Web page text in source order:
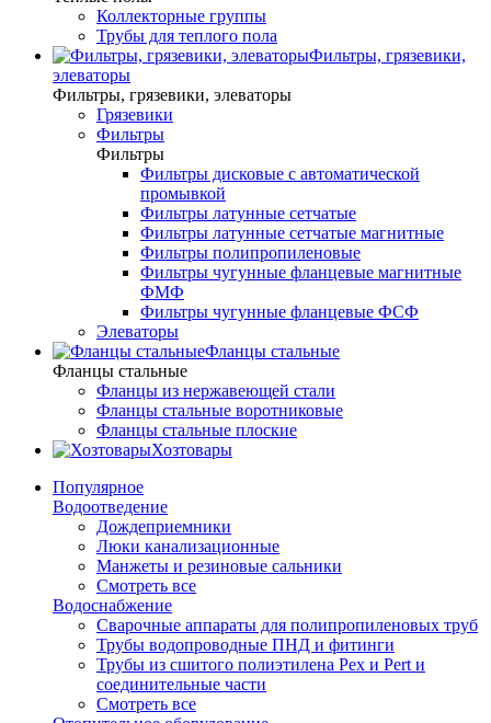
Коллекторные группы
Трубы для теплого пола
Фильтры, грязевики,
элеваторы
Фильтры, грязевики, элеваторы
Грязевики
Фильтры
Фильтры
Фильтры дисковые с автоматической
промывкой
Фильтры латунные сетчатые
Фильтры латунные сетчатые магнитные
Фильтры полипропиленовые
Фильтры чугунные фланцевые магнитные
ФМФ
Фильтры чугунные фланцевые ФСФ
Элеваторы
Фланцы стальные
Фланцы стальные
Фланцы из нержавеющей стали
Фланцы стальные воротниковые
Фланцы стальные плоские
Хозтовары
Популярное
Водоотведение
Дождеприемники
Люки канализационные
Манжеты и резиновые сальники
Смотреть все
Водоснабжение
Сварочные аппараты для полипропиленовых труб
Трубы водопроводные ПНД и фитинги
Трубы из сшитого полиэтилена Pex и Pert и
соединительные части
Смотреть все